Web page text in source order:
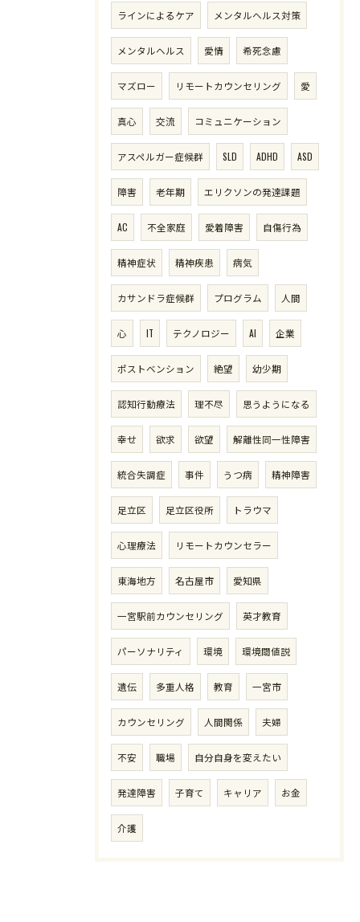
ラインによるケア メンタルヘルス対策
メンタルヘルス 愛情 希死念慮
マズロー リモートカウンセリング 愛
真心 交流 コミュニケーション
アスペルガー症候群 SLD ADHD ASD
障害 老年期 エリクソンの発達課題
AC 不全家庭 愛着障害 自傷行為
精神症状 精神疾患 病気
カサンドラ症候群 プログラム 人間
心 IT テクノロジー AI 企業
ポストベンション 絶望 幼少期
認知行動療法 理不尽 思うようになる
幸せ 欲求 欲望 解離性同一性障害
統合失調症 事件 うつ病 精神障害
足立区 足立区役所 トラウマ
心理療法 リモートカウンセラー
東海地方 名古屋市 愛知県
一宮駅前カウンセリング 英才教育
パーソナリティ 環境 環境閾値説
遺伝 多重人格 教育 一宮市
カウンセリング 人間関係 夫婦
不安 職場 自分自身を変えたい
発達障害 子育て キャリア お金
介護
ご予約・お問い合わせはこちら